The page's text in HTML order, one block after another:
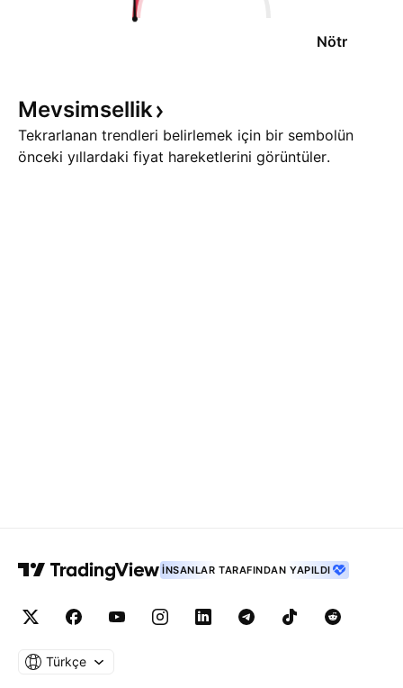
Nötr
Mevsimsellik
Tekrarlanan trendleri belirlemek için bir sembolün
önceki yıllardaki fiyat hareketlerini görüntüler.
İNSANLAR TARAFINDAN YAPILDI
Türkçe